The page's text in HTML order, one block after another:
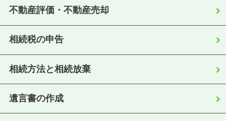
不動産評価・不動産売却
相続税の申告
相続方法と相続放棄
遺言書の作成